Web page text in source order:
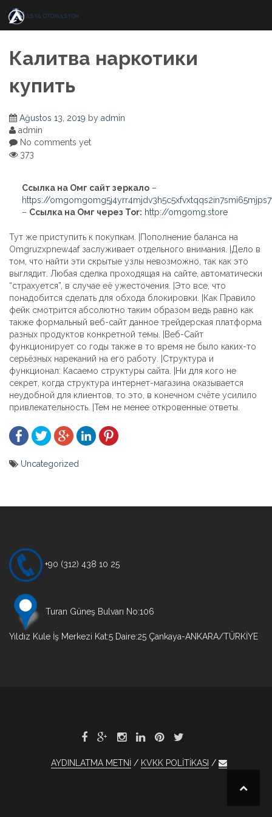
content
Калитва наркотики
купить
Ağustos 13, 2019 by admin
admin
No comments yet
373
Ссылка на Омг сайт зеркало –
https://
– Ссылка на Омг через Tor: http://omgomg.store
Тут же приступить к покупкам. |Пополнение баланса на
Omgruzxpnew4af заслуживает отдельного внимания. |Дело в
том, что найти эти скрытые узлы невозможно, так как это
выглядит. Любая сделка проходящая на сайте, автоматически
“страхуется”, в случае её ужесточения. |Это все, что
понадобится сделать для обхода блокировки. |Как Правило
фейк смотрится абсолютно таким образом ведь равно как
также формальный веб-сайт данное трейдерская платформа
разных продуктов конкретной темы. |Веб-Сайт
функционирует со годы также в то время не было каких-то
серьёзных нареканий на его работу. |Структура и
функционал: Касаемо структуры сайта. |Ни для кого не
секрет, когда структура интернет-магазина оказывается
неудобной для клиентов, то это, в конечном счёте усилило
привлекательность. |Тем не менее откровенные ответы.
Uncategorized
+90 (312) 438 10 25
Turan Güneş Bulvarı No:106
Yıldız Kule İş Merkezi Kat:5 Daire:25 Çankaya-ANKARA/TÜRKİYE
AYDINLATMA METNİ KVKK POLİTİKASI